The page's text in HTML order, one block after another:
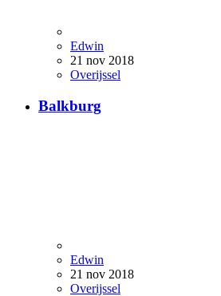
Edwin
21 nov 2018
Overijssel
Balkburg
Edwin
21 nov 2018
Overijssel